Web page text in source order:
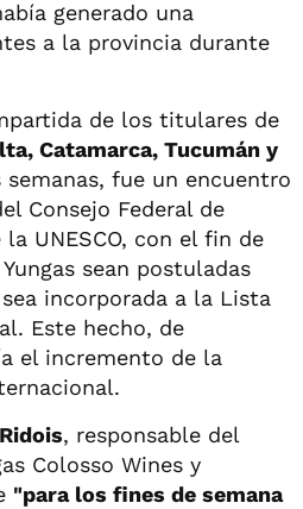
generado una
a la provincia durante
de los titulares de
Catamarca, Tucumán y
semanas, fue un encuentro
Consejo Federal de
la UNESCO, con el fin de
sean postuladas
incorporada a la Lista
Este hecho, de
el incremento de la
, responsable del
Colosso Wines y
"para los fines de semana